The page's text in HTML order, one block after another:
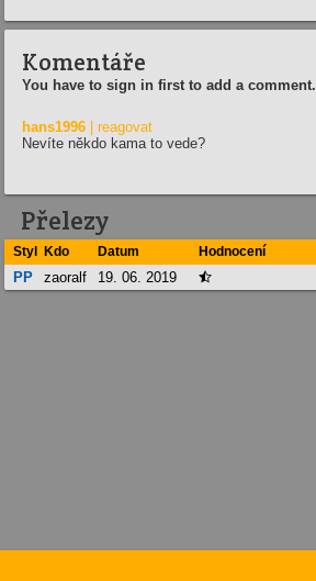
Komentáře
You have to sign in first to add a comment.
hans1996 | reagovat
Nevíte někdo kama to vede?
Přelezy
Styl Kdo Datum Hodnocení
PP zaoralf 19. 06. 2019 